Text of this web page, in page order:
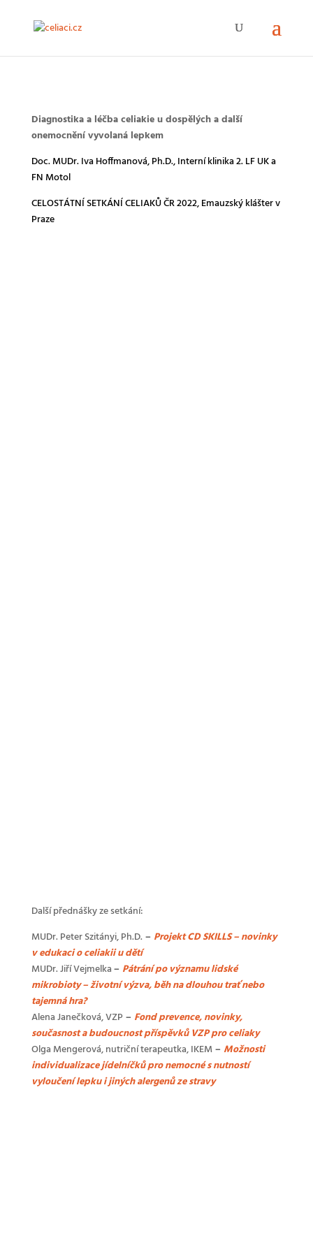
Diagnostika a léčba celiakie u dospělých a další
onemocnění vyvolaná lepkem
Doc. MUDr. Iva Hoffmanová, Ph.D., Interní klinika 2. LF UK a
FN Motol
CELOSTÁTNÍ SETKÁNÍ CELIAKŮ ČR 2022, Emauzský klášter v
Praze
Další přednášky ze setkání:
MUDr. Peter Szitányi, Ph.D. – Projekt CD SKILLS – novinky
v edukaci o celiakii u dětí
MUDr. Jiří Vejmelka– Pátrání po významu lidské
mikrobioty – životní výzva, běh na dlouhou trať nebo
tajemná hra?
Alena Janečková, VZP– Fond prevence, novinky,
současnost a budoucnost příspěvků VZP pro celiaky
Olga Mengerová, nutriční terapeutka, IKEM– Možnosti
individualizace jídelníčků pro nemocné s nutností
vyloučení lepku i jiných alergenů ze stravy